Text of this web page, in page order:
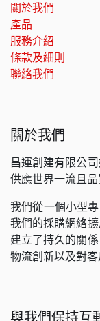
關於我們
產品
服務介紹
條款及細則
聯絡我們
關於我們
昌運創建有限公
供應世界一流且
我們從一個小型
我們的採購網絡
建立了持久的關
物流創新以及對
與我們保持互